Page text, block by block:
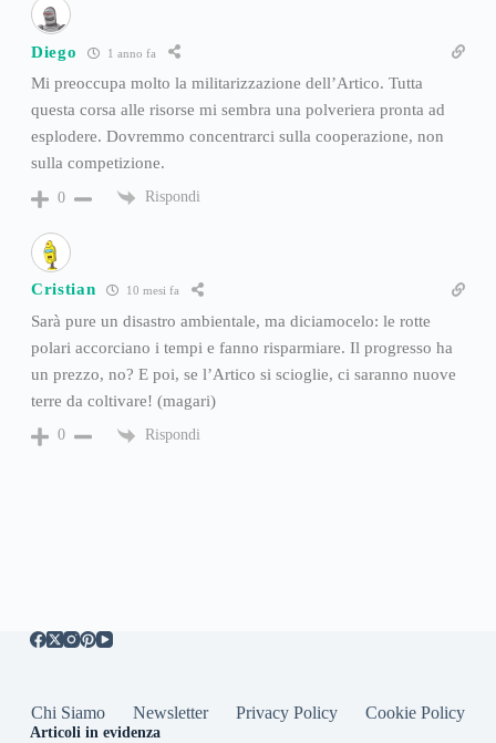
Diego 1 anno fa
Mi preoccupa molto la militarizzazione dell’Artico. Tutta
questa corsa alle risorse mi sembra una polveriera pronta ad
esplodere. Dovremmo concentrarci sulla cooperazione, non
sulla competizione.
0 Rispondi
Cristian 10 mesi fa
Sarà pure un disastro ambientale, ma diciamocelo: le rotte
polari accorciano i tempi e fanno risparmiare. Il progresso ha
un prezzo, no? E poi, se l’Artico si scioglie, ci saranno nuove
terre da coltivare! (magari)
0 Rispondi
Chi Siamo Newsletter Privacy Policy Cookie Policy
Articoli in evidenza